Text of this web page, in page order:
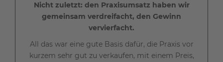
Nicht zuletzt: den Praxisumsatz haben wir
gemeinsam verdreifacht, den Gewinn
vervierfacht.
All das war eine gute Basis dafür, die Praxis vor
kurzem sehr gut zu verkaufen, mit einem Preis,